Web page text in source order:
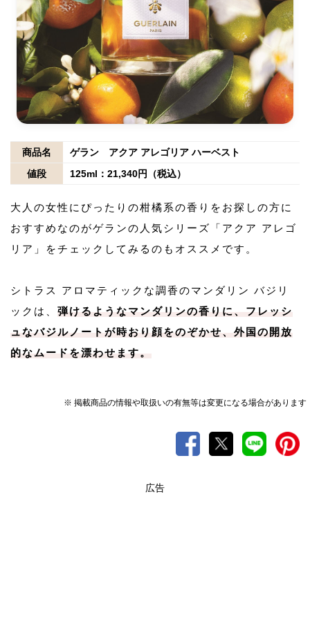
商品名
ゲラン アクア アレゴリア ハーベスト
値段
125ml：21,340円（税込）
大人の女性にぴったりの柑橘系の香りをお探しの方に
おすすめなのがゲランの人気シリーズ「アクア アレゴ
リア」をチェックしてみるのもオススメです。
シトラス アロマティックな調香のマンダリン バジリ
ックは、 弾けるようなマンダリンの香りに、フレッシ
ュなバジルノートが時おり顔をのぞかせ、外国の開放
的なムードを漂わせます。
※ 掲載商品の情報や取扱いの有無等は変更になる場合があります
広告